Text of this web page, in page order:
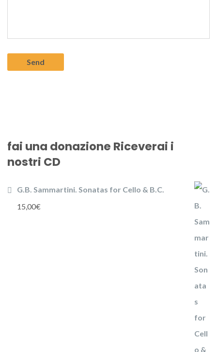
fai una donazione Riceverai i
nostri CD
G.B. Sammartini. Sonatas for Cello & B.C.
15,00€